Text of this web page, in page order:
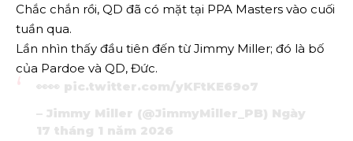
Chắc chắn rồi, QD đã có mặt tại PPA Masters vào cuối
tuần qua.
Lần nhìn thấy đầu tiên đến từ Jimmy Miller; đó là bố
của Pardoe và QD, Đức.
👀👀 pic.twitter.com/yKFtKE69o7
– Jimmy Miller (@JimmyMiller_PB) Ngày
17 tháng 1 năm 2026